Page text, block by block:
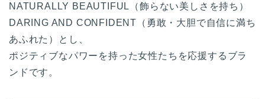
NATURALLY BEAUTIFUL（飾らない美しさを持ち）
DARING AND CONFIDENT（勇敢・大胆で自信に満ち
あふれた）とし、
ポジティブなパワーを持った女性たちを応援するブラ
ンドです。